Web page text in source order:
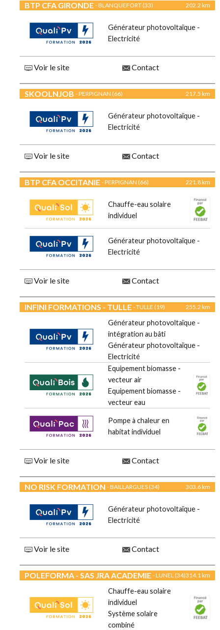
BTP CFA GIRONDE - BLANQUEFORT (33) 202.2 km
Générateur photovoltaïque -
Electricité
Voir le site Contact
SKOOLNJOB - PERPIGNAN (66) 217.5 km
Générateur photovoltaïque -
Electricité
Voir le site Contact
BTP CFA OCCITANIE - PERPIGNAN (66) 221.8 km
Chauffe-eau solaire
individuel
Générateur photovoltaïque -
Electricité
Voir le site Contact
INFINI FORMATIONS - TULLE - TULLE (19) 255.2 km
Générateur photovoltaïque -
intégration au bâti
Générateur photovoltaïque -
Electricité
Equipement biomasse -
vecteur air
Equipement biomasse -
vecteur eau
Pompe à chaleur en
habitat individuel
Voir le site Contact
NO RISK FORMATION - BAILLARGUES (34) 303.6 km
Générateur photovoltaïque -
Electricité
Voir le site Contact
POLEFORMA - SAS JRA ACADEMIE - LUNEL (34)314.1 km
Chauffe-eau solaire
individuel
Système solaire
combiné